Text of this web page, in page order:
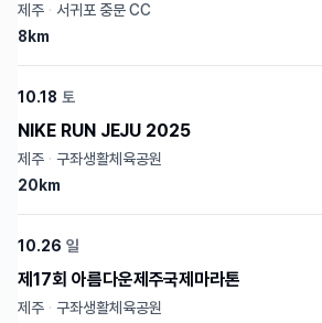
제주 · 서귀포 중문 CC
8km
10.18 토
NIKE RUN JEJU 2025
제주 · 구좌생활체육공원
20km
10.26 일
제17회 아름다운제주국제마라톤
제주 · 구좌생활체육공원